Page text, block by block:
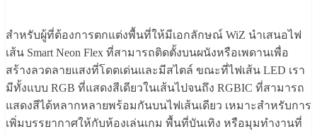
สำหรับผู้ที่ต้องการตกแต่งพื้นที่ให้มีเอกลักษณ์ WiZ นำเสนอไฟ
เส้น Smart Neon Flex ที่สามารถติดตั้งบนผนังหรือเพดานเพื่อ
สร้างลวดลายแสงที่โดดเด่นและมีสไตล์ ขณะที่ไฟเส้น LED เรา
มีทั้งแบบ RGB ที่แสดงสีเดียวในเส้นไปจนถึง RGBIC ที่สามารถ
แสดงสีได้หลากหลายพร้อมกันบนไฟเส้นเดียว เหมาะสำหรับการ
เพิ่มบรรยากาศให้กับห้องเล่นเกม พื้นที่บันเทิง หรือมุมทำงานที่